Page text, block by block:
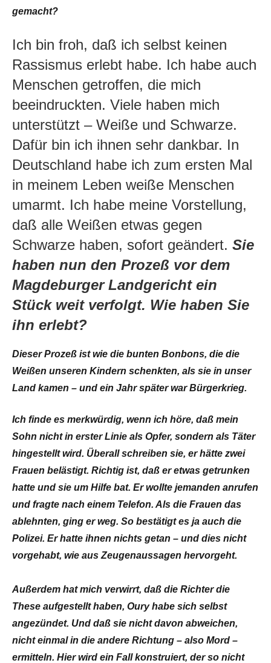
gemacht?
Ich bin froh, daß ich selbst keinen
Rassismus erlebt habe. Ich habe auch
Menschen getroffen, die mich
beeindruckten. Viele haben mich
unterstützt – Weiße und Schwarze.
Dafür bin ich ihnen sehr dankbar. In
Deutschland habe ich zum ersten Mal
in meinem Leben weiße Menschen
umarmt. Ich habe meine Vorstellung,
daß alle Weißen etwas gegen
Schwarze haben, sofort geändert. Sie
haben nun den Prozeß vor dem
Magdeburger Landgericht ein
Stück weit verfolgt. Wie haben Sie
ihn erlebt?
Dieser Prozeß ist wie die bunten Bonbons, die die
Weißen unseren Kindern schenkten, als sie in unser
Land kamen – und ein Jahr später war Bürgerkrieg.
Ich finde es merkwürdig, wenn ich höre, daß mein
Sohn nicht in erster Linie als Opfer, sondern als Täter
hingestellt wird. Überall schreiben sie, er hätte zwei
Frauen belästigt. Richtig ist, daß er etwas getrunken
hatte und sie um Hilfe bat. Er wollte jemanden anrufen
und fragte nach einem Telefon. Als die Frauen das
ablehnten, ging er weg. So bestätigt es ja auch die
Polizei. Er hatte ihnen nichts getan – und dies nicht
vorgehabt, wie aus Zeugenaussagen hervorgeht.
Außerdem hat mich verwirrt, daß die Richter die
These aufgestellt haben, Oury habe sich selbst
angezündet. Und daß sie nicht davon abweichen,
nicht einmal in die andere Richtung – also Mord –
ermitteln. Hier wird ein Fall konstruiert, der so nicht